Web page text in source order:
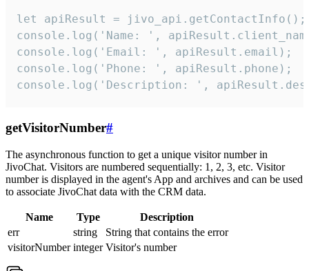
let apiResult = jivo_api.getContactInfo();
console.log('Name: ',
console.log('Email: ', apiResult.email);
console.log('Phone: ', apiResult.phone);
console.log('Description: ',
getVisitorNumber#
The asynchronous function to get a unique visitor number in
JivoChat. Visitors are numbered sequentially: 1, 2, 3, etc. Visitor
number is displayed in the agent's App and archives and can be used
to associate JivoChat data with the CRM data.
Name Type
Description
err
string
String that contains the error
visitorNumber integer Visitor's number